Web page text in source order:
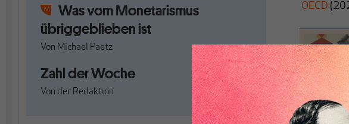
Was vom Monetarismus
übriggeblieben ist
Von Michael Paetz
Zahl der Woche
Von der Redaktion
OECD